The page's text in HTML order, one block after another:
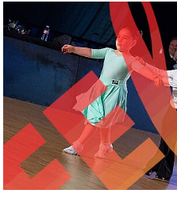
2,00 €